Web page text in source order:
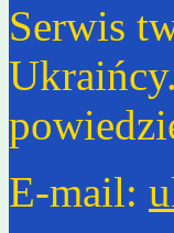
Serwis
E-mail: